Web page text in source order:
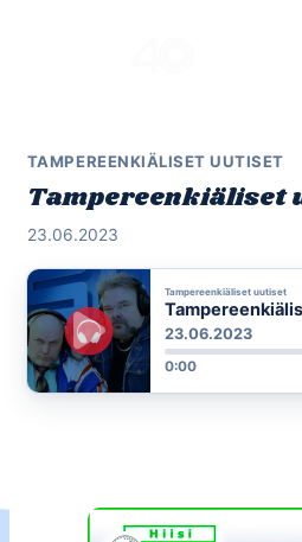
TAMPEREENKIÄLISET UUTISET
Tampereenkiäliset
23.06.2023
Tampereenkiäliset uutiset
23.06.2023
0:00